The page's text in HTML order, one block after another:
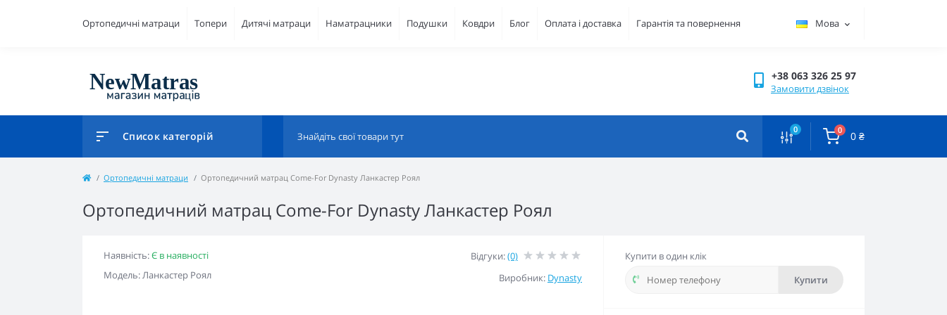
Ортопедичні матраци Топери Дитячі матраци Наматрацники Подушки Ковдри Блог Оплата і доставка Гарантiя та повернення Мова
+38 063 326 25 97
Замовити дзвінок
Список категорій 0 0 0 ₴
Ортопедичні матраци Ортопедичний матрац Come-For Dynasty Ланкастер Роял
Ортопедичний матрац Come-For Dynasty Ланкастер Роял
Наявність:Є в наявності
Модель: Ланкастер Роял
Відгуки:(0)
Виробник: Dynasty
Купити в один клік
Купити